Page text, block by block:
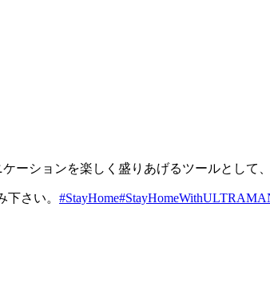
ーションを楽しく盛りあげるツールとして
さい。 #StayHome